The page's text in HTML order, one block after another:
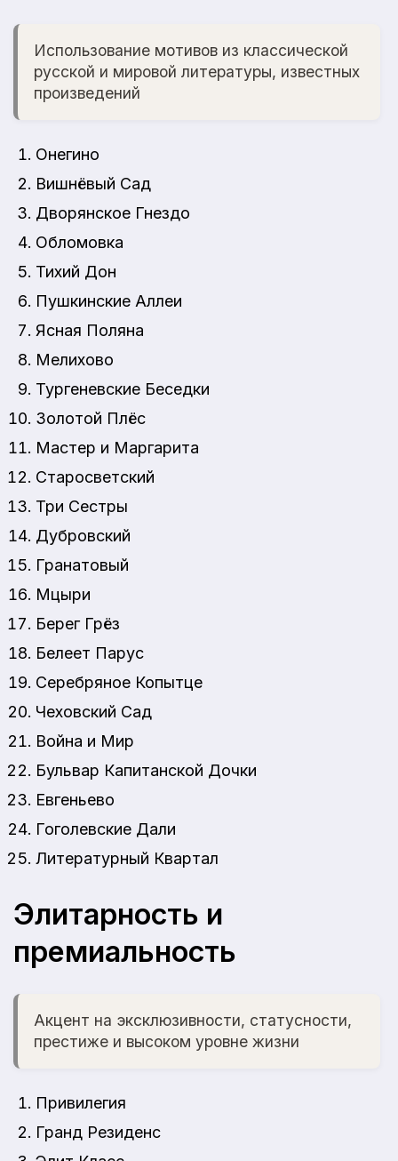
Использование мотивов из классической
русской и мировой литературы, известных
произведений
Онегино
Вишнёвый Сад
Дворянское Гнездо
Обломовка
Тихий Дон
Пушкинские Аллеи
Ясная Поляна
Мелихово
Тургеневские Беседки
Золотой Плёс
Мастер и Маргарита
Старосветский
Три Сестры
Дубровский
Гранатовый
Мцыри
Берег Грёз
Белеет Парус
Серебряное Копытце
Чеховский Сад
Война и Мир
Бульвар Капитанской Дочки
Евгеньево
Гоголевские Дали
Литературный Квартал
Элитарность и
премиальность
Акцент на эксклюзивности, статусности,
престиже и высоком уровне жизни
Привилегия
Гранд Резиденс